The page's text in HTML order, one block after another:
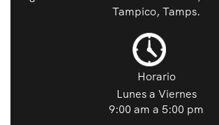
Tampico, Tamps.
Horario
Lunes a Viernes
9:00 am a 5:00 pm